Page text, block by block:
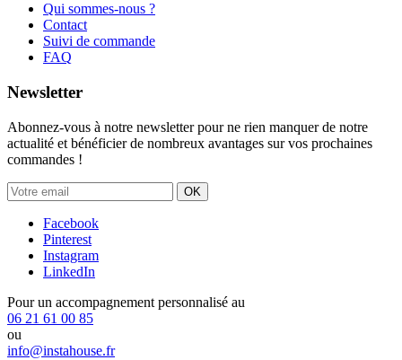
Qui sommes-nous ?
Contact
Suivi de commande
FAQ
Newsletter
Abonnez-vous à notre newsletter pour ne rien manquer de notre
actualité et bénéficier de nombreux avantages sur vos prochaines
commandes !
OK
Facebook
Pinterest
Instagram
LinkedIn
Pour un accompagnement personnalisé au
06 21 61 00 85
ou
info@instahouse.fr